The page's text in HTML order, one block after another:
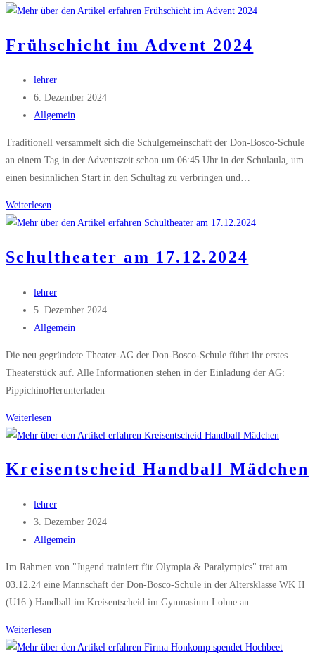
2024
Frühschicht im Advent 2024
Beitrags-
Autor:
lehrer
Beitrag
veröffentlicht:
6. Dezember 2024
Beitrags-
Allgemein
Traditionell versammelt sich die Schulgemeinschaft der Don-Bosco-Schule
an einem Tag in der Adventszeit schon um 06:45 Uhr in der Schulaula, um
einen besinnlichen Start in den Schultag zu verbringen und…
Weiterlesen
im
2024
Schultheater am 17.12.2024
Beitrags-
Autor:
lehrer
Beitrag
veröffentlicht:
5. Dezember 2024
Beitrags-
Allgemein
Die neu gegründete Theater-AG der Don-Bosco-Schule führt ihr erstes
Theaterstück auf. Alle Informationen stehen in der Einladung der AG:
PippichinoHerunterladen
Weiterlesen
am
Kreisentscheid Handball Mädchen
Beitrags-
Autor:
lehrer
Beitrag
veröffentlicht:
3. Dezember 2024
Beitrags-
Allgemein
Im Rahmen von "Jugend trainiert für Olympia & Paralympics" trat am
03.12.24 eine Mannschaft der Don-Bosco-Schule in der Altersklasse WK II
(U16 ) Handball im Kreisentscheid im Gymnasium Lohne an.…
Weiterlesen
Handball